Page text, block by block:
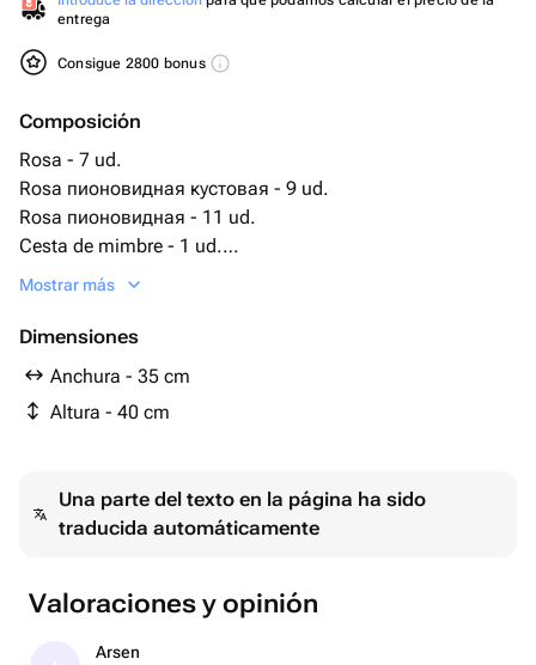
entrega
Consigue 2800 bonus
Composición
Rosa - 7 ud.
Rosa пионовидная кустовая - 9 ud.
Rosa пионовидная - 11 ud.
Cesta de mimbre - 1 ud.
роза вывернутая эквадор - 15 ud.
Mostrar más
Dimensiones
Anchura - 35 cm
Altura - 40 cm
Una parte del texto en la página ha sido
traducida automáticamente
Valoraciones y opinión
Arsen